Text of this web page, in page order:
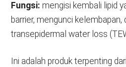
Fungsi: mengisi kembali lipid
barrier, mengunci kelembapan,
transepidermal water loss
Ini adalah produk terpenting